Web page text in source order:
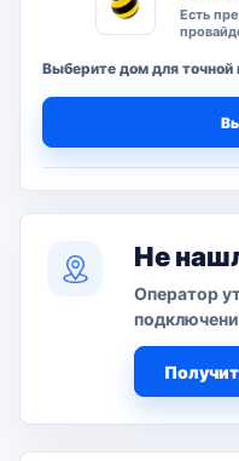
Есть
Выберите дом для точной
Не
Оператор